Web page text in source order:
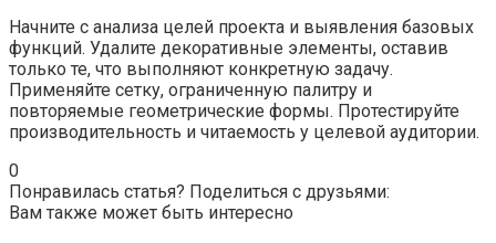
Начните с анализа целей проекта и выявления базовых
функций. Удалите декоративные элементы, оставив
только те, что выполняют конкретную задачу.
Применяйте сетку, ограниченную палитру и
повторяемые геометрические формы. Протестируйте
производительность и читаемость у целевой аудитории.
0
Понравилась статья? Поделиться с друзьями:
Вам также может быть интересно